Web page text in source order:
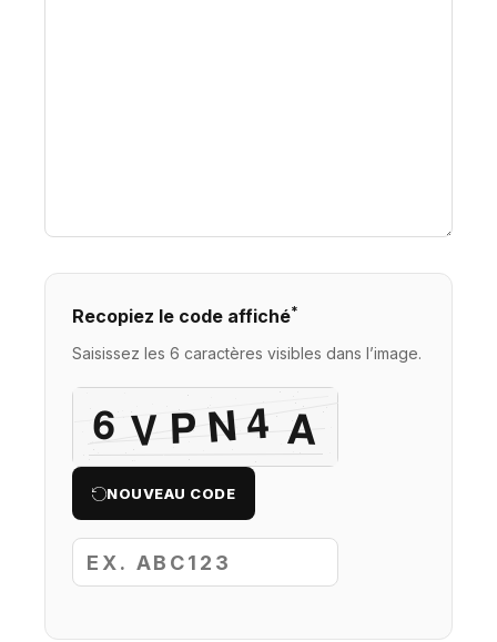
Recopiez le code affiché*
Saisissez les 6 caractères visibles dans l’image.
NOUVEAU CODE